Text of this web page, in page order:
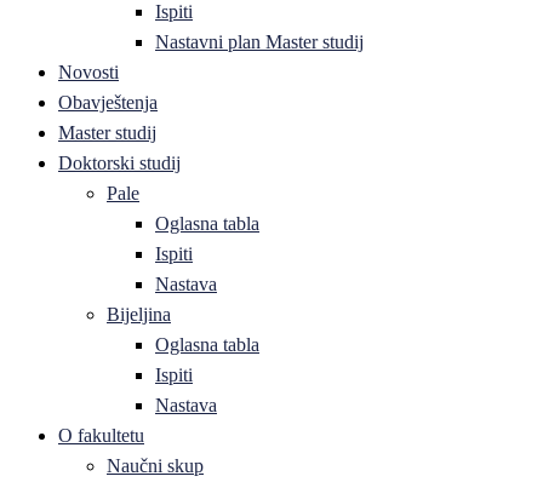
Ispiti
Nastavni plan Master studij
Novosti
Obavještenja
Master studij
Doktorski studij
Pale
Oglasna tabla
Ispiti
Nastava
Bijeljina
Oglasna tabla
Ispiti
Nastava
O fakultetu
Naučni skup